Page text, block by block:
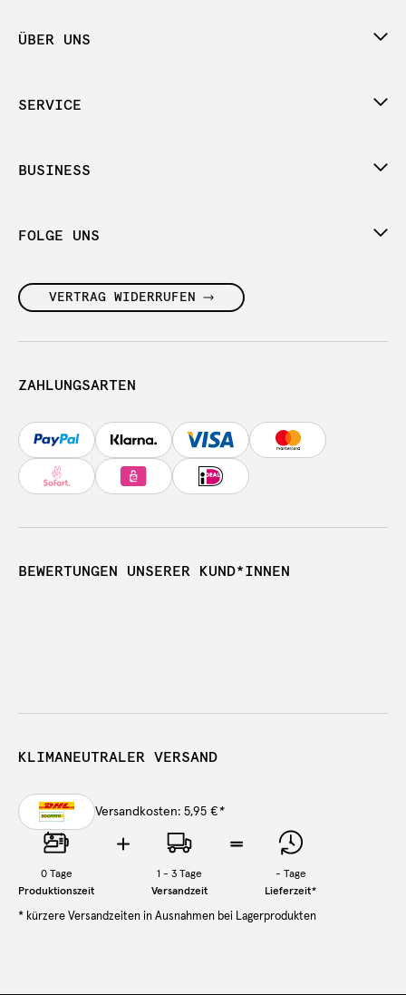
ÜBER UNS
SERVICE
BUSINESS
FOLGE UNS
VERTRAG WIDERRUFEN
ZAHLUNGSARTEN
BEWERTUNGEN UNSERER KUND*INNEN
KLIMANEUTRALER VERSAND
Versandkosten: 5,95 €*
0Tage
Produktionszeit
1 - 3 Tage
Versandzeit
- Tage
Lieferzeit*
* kürzere Versandzeiten in Ausnahmen bei Lagerprodukten